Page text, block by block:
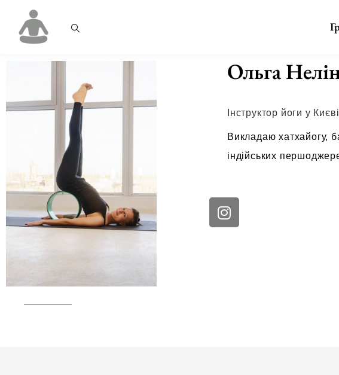
Ольга
Інструктор йоги у
Викладаю хатхайогу,
індійських